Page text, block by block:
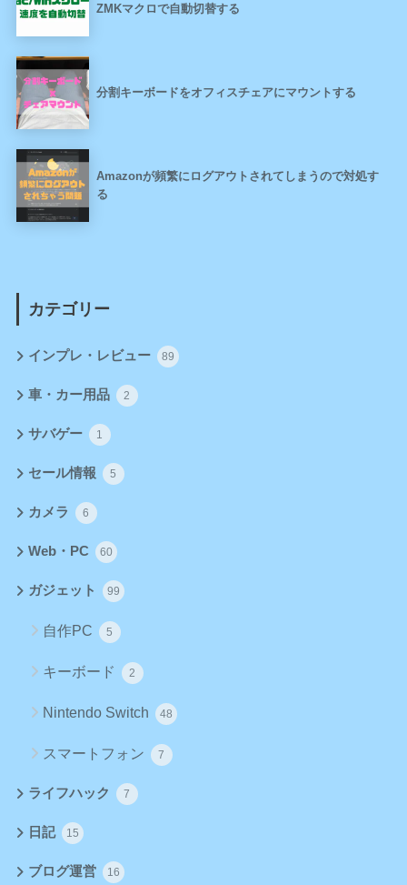
ZMKマクロで自動切替する
分割キーボードをオフィスチェアにマウントする
Amazonが頻繁にログアウトされてしまうので対処す
る
カテゴリー
インプレ・レビュー 89
車・カー用品 2
サバゲー 1
セール情報 5
カメラ 6
Web・PC 60
ガジェット 99
自作PC 5
キーボード 2
Nintendo Switch 48
スマートフォン 7
ライフハック 7
日記 15
ブログ運営 16